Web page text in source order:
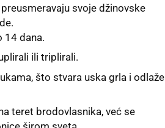
svoje džinovske
14 dana.
ili triplirali.
što stvara uska grla i odlaže
teret brodovlasnika, već se